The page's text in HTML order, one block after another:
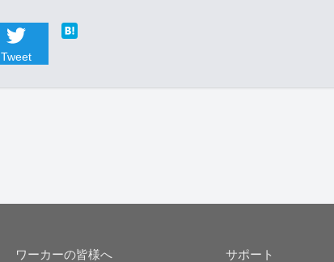
Tweet
ワーカーの皆様へ サポート